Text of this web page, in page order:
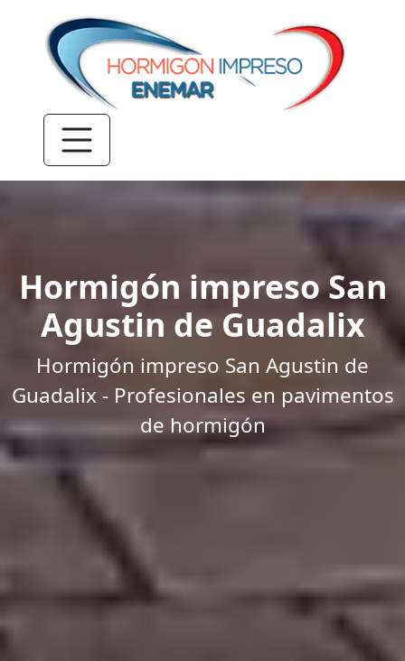
Hormigón impreso San
Agustin de Guadalix
Hormigón impreso San Agustin de
Guadalix - Profesionales en pavimentos
de hormigón